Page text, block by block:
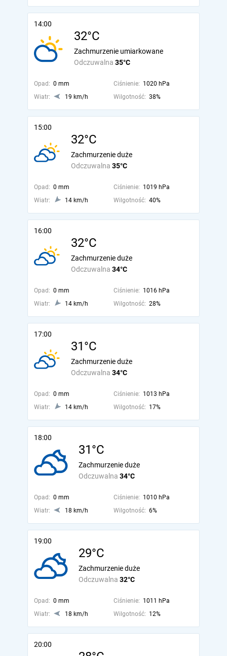
14:00
32°C
Odczuwalna 35°C
Zachmurzenie umiarkowane
Opad: 0 mm Ciśnienie: 1020 hPa
Wiatr:
19 km/h Wilgotność: 38%
15:00
32°C
Odczuwalna 35°C
Zachmurzenie duże
Opad: 0 mm Ciśnienie: 1019 hPa
Wiatr:
14 km/h Wilgotność: 40%
16:00
32°C
Odczuwalna 34°C
Zachmurzenie duże
Opad: 0 mm Ciśnienie: 1016 hPa
Wiatr:
14 km/h Wilgotność: 28%
17:00
31°C
Odczuwalna 34°C
Zachmurzenie duże
Opad: 0 mm Ciśnienie: 1013 hPa
Wiatr:
14 km/h Wilgotność: 17%
18:00
31°C
Odczuwalna 34°C
Zachmurzenie duże
Opad: 0 mm Ciśnienie: 1010 hPa
Wiatr:
18 km/h Wilgotność: 6%
19:00
29°C
Odczuwalna 32°C
Zachmurzenie duże
Opad: 0 mm Ciśnienie: 1011 hPa
Wiatr:
18 km/h Wilgotność: 12%
20:00